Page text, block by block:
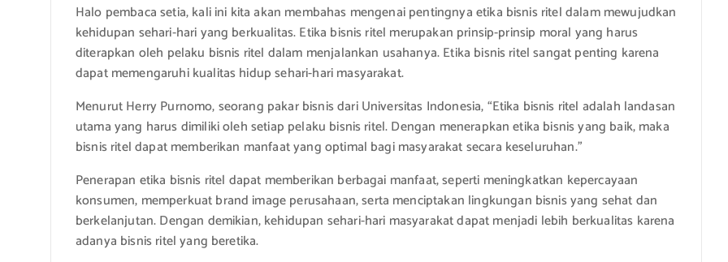
Halo pembaca setia, kali ini kita akan membahas mengenai pentingnya etika bisnis ritel dalam mewujudkan
kehidupan sehari-hari yang berkualitas. Etika bisnis ritel merupakan prinsip-prinsip moral yang harus
diterapkan oleh pelaku bisnis ritel dalam menjalankan usahanya. Etika bisnis ritel sangat penting karena
dapat memengaruhi kualitas hidup sehari-hari masyarakat.
Menurut Herry Purnomo, seorang pakar bisnis dari Universitas Indonesia, “Etika bisnis ritel adalah landasan
utama yang harus dimiliki oleh setiap pelaku bisnis ritel. Dengan menerapkan etika bisnis yang baik, maka
bisnis ritel dapat memberikan manfaat yang optimal bagi masyarakat secara keseluruhan.”
Penerapan etika bisnis ritel dapat memberikan berbagai manfaat, seperti meningkatkan kepercayaan
konsumen, memperkuat brand image perusahaan, serta menciptakan lingkungan bisnis yang sehat dan
berkelanjutan. Dengan demikian, kehidupan sehari-hari masyarakat dapat menjadi lebih berkualitas karena
adanya bisnis ritel yang beretika.